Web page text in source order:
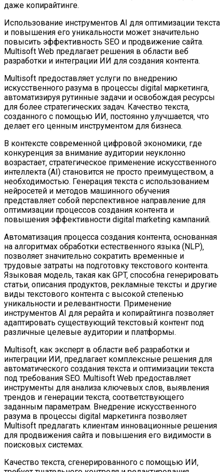
даже копирайтинге.
Использование инструментов AI для оптимизации текста
и повышения его уникальности может значительно
повысить эффективность SEO и продвижение сайта.
Multisoft Web предлагает решения в области веб
разработки и интеграции ИИ для создания контента.
Multisoft предоставляет услуги по внедрению
искусственного разума в процессы digital маркетинга‚
автоматизируя рутинные задачи и освобождая ресурсы
для более стратегических задач. Качество текста‚
созданного с помощью ИИ‚ постоянно улучшается‚ что
делает его ценным инструментом для бизнеса.
В контексте современной цифровой экономики‚ где
конкуренция за внимание аудитории неуклонно
возрастает‚ стратегическое применение искусственного
интеллекта (AI) становится не просто преимуществом‚ а
необходимостью. Генерация текста с использованием
нейросетей и методов машинного обучения
представляет собой перспективное направление для
оптимизации процессов создания контента и
повышения эффективности digital marketing кампаний.
Автоматизация процесса создания контента‚ основанная
на алгоритмах обработки естественного языка (NLP)‚
позволяет значительно сократить временные и
трудовые затраты на подготовку текстового контента.
Языковая модель‚ такая как GPT‚ способна генерировать
статьи‚ описания продуктов‚ рекламные тексты и другие
виды текстового контента с высокой степенью
уникальности и релевантности. Применение
инструментов AI для рерайта и копирайтинга позволяет
адаптировать существующий текстовый контент под
различные целевые аудитории и платформы.
Multisoft‚ как эксперт в области веб разработки и
интеграции ИИ‚ предлагает комплексные решения для
автоматического создания текста и оптимизации текста
под требования SEO. Multisoft Web предоставляет
инструменты для анализа ключевых слов‚ выявления
трендов и генерации текста‚ соответствующего
заданным параметрам. Внедрение искусственного
разума в процессы digital маркетинга позволяет
Multisoft предлагать клиентам инновационные решения
для продвижения сайта и повышения его видимости в
поисковых системах.
Качество текста‚ сгенерированного с помощью ИИ‚